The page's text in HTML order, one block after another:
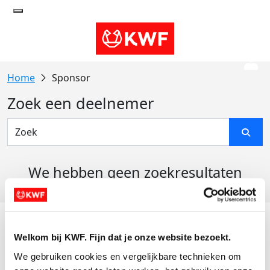
Welkom bij KWF. Fijn dat je onze website bezoekt.
We gebruiken cookies en vergelijkbare technieken om
Sponsor
Zoek een deelnemer
We hebben geen zoekresultaten
Actiematerialen
Evenementen